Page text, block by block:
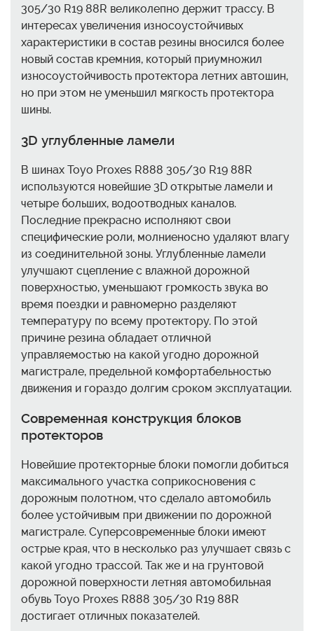
305/30 R19 88R великолепно держит трассу. В
интересах увеличения износоустойчивых
характеристики в состав резины вносился более
новый состав кремния, который приумножил
износоустойчивость протектора летних автошин,
но при этом не уменьшил мягкость протектора
шины.
3D углубленные ламели
В шинах Toyo Proxes R888 305/30 R19 88R
используются новейшие 3D открытые ламели и
четыре больших, водоотводных каналов.
Последние прекрасно исполняют свои
специфические роли, молниеносно удаляют влагу
из соединительной зоны. Углубленные ламели
улучшают сцепление с влажной дорожной
поверхностью, уменьшают громкость звука во
время поездки и равномерно разделяют
температуру по всему протектору. По этой
причине резина обладает отличной
управляемостью на какой угодно дорожной
магистрале, предельной комфортабельностью
движения и гораздо долгим сроком эксплуатации.
Современная конструкция блоков
протекторов
Новейшие протекторные блоки помогли добиться
максимального участка соприкосновения с
дорожным полотном, что сделало автомобиль
более устойчивым при движении по дорожной
магистрале. Суперсовременные блоки имеют
острые края, что в несколько раз улучшает связь с
какой угодно трассой. Так же и на грунтовой
дорожной поверхности летняя автомобильная
обувь Toyo Proxes R888 305/30 R19 88R
достигает отличных показателей.